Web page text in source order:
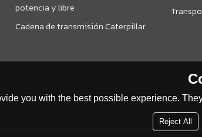
potencia y libre
Cadena de transmisión Caterpillar
you with the best possible experience.
Reject All